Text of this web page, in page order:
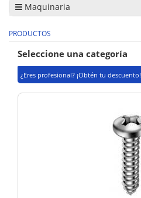
Maquinaria
PRODUCTOS
Seleccione una categoría
¿Eres profesional? ¡Obtén tu descuento!